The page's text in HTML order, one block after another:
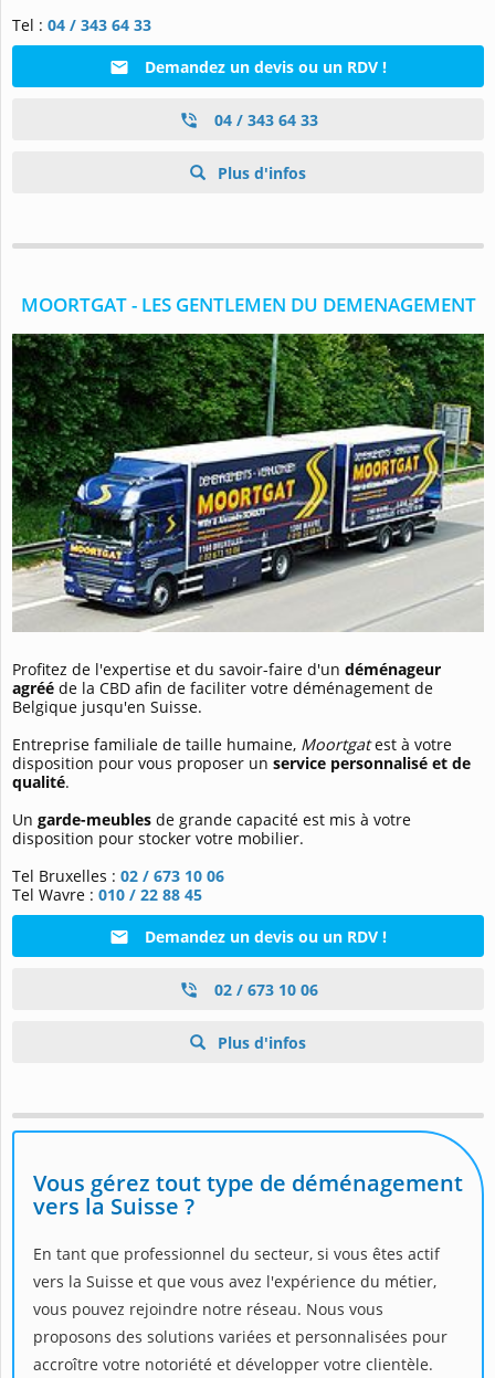
Tel : 04 / 343 64 33
Demandez un devis ou un RDV !
04 / 343 64 33
Plus d'infos
MOORTGAT - LES GENTLEMEN DU DEMENAGEMENT
Profitez de l'expertise et du savoir-faire d'un déménageur
agréé de la CBD afin de faciliter votre déménagement de
Belgique jusqu'en Suisse.
Entreprise familiale de taille humaine, Moortgatest à votre
disposition pour vous proposer un service personnalisé et de
qualité.
Un garde-meubles de grande capacité est mis à votre
disposition pour stocker votre mobilier.
Tel Bruxelles : 02 / 673 10 06
Tel Wavre : 010 / 22 88 45
Demandez un devis ou un RDV !
02 / 673 10 06
Plus d'infos
Vous gérez tout type de déménagement
vers la Suisse ?
En tant que professionnel du secteur, si vous êtes actif
vers la Suisse et que vous avez l'expérience du métier,
vous pouvez rejoindre notre réseau. Nous vous
proposons des solutions variées et personnalisées pour
accroître votre notoriété et développer votre clientèle.